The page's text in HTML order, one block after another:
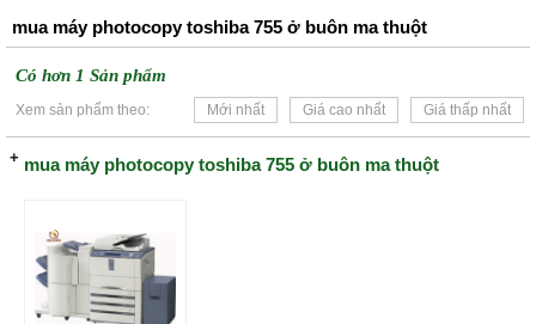
mua máy photocopy toshiba 755 ở buôn ma thuột
Có hơn 1 Sản phẩm
Xem sản phẩm theo: Mới nhất Giá cao nhất Giá thấp nhất
mua máy photocopy toshiba 755 ở buôn ma thuột